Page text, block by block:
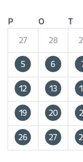
P O T
27
28
5 6
12 13
19 20
26 27